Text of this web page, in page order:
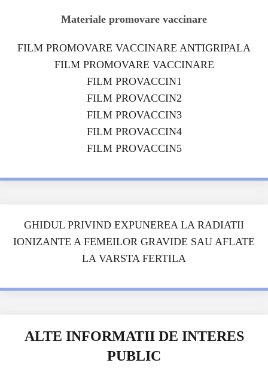
Materiale promovare vaccinare
FILM PROMOVARE VACCINARE ANTIGRIPALA
FILM PROMOVARE VACCINARE
FILM PROVACCIN1
FILM PROVACCIN2
FILM PROVACCIN3
FILM PROVACCIN4
FILM PROVACCIN5
GHIDUL PRIVIND EXPUNEREA LA RADIATII
IONIZANTE A FEMEILOR GRAVIDE SAU AFLATE
LA VARSTA FERTILA
ALTE INFORMATII DE INTERES
PUBLIC